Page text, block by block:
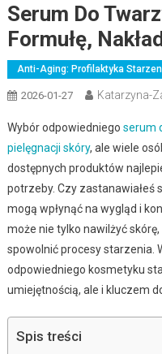
Serum Do
Formułę,
Anti-Aging: Profilaktyka
2026-01-27 Katarzyna-
Wybór odpowiedniego serum
pielęgnacji skóry, ale wiele
dostępnych produktów
potrzeby. Czy zastanawiałeś
mogą wpłynąć na wygląd i
może nie tylko nawilżyć
spowolnić procesy starzenia.
odpowiedniego kosmetyku
umiejętnością, ale i kluczem
Spis treści